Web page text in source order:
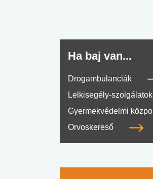
Ha baj van...
Drogambulanciák
Lelkisegély-szolgálatok
Gyermekvédelmi
Orvoskereső